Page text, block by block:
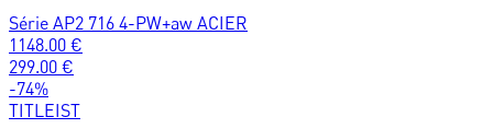
Série AP2 716 4-PW+aw ACIER
1148.00 €
299.00 €
-74%
TITLEIST